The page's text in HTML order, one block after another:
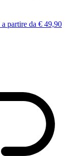
a partire da € 49,90